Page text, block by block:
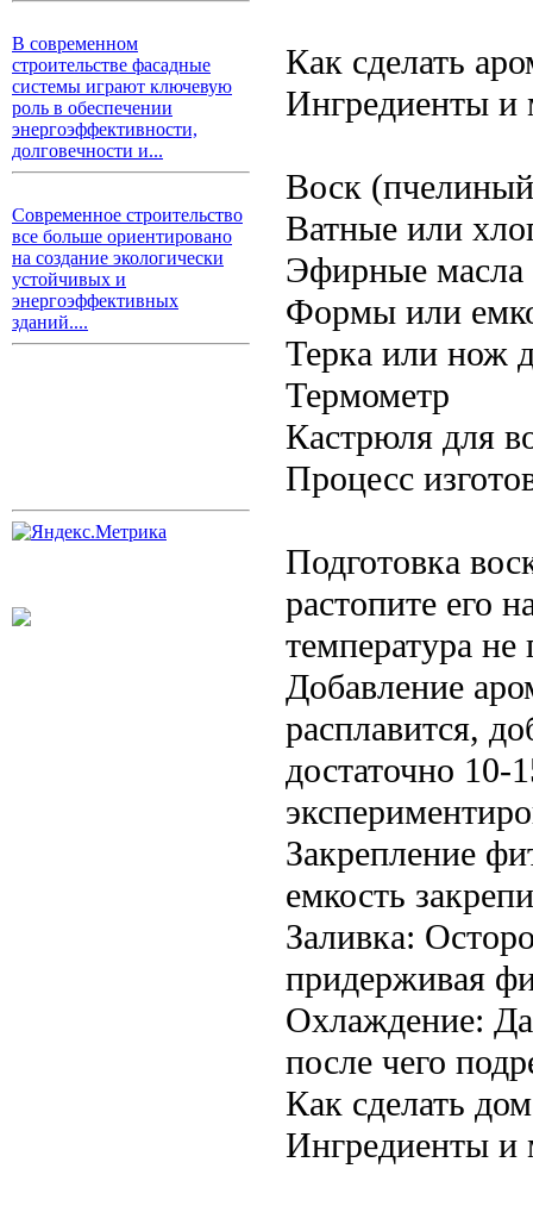
В современном
строительстве фасадные
системы играют ключевую
роль в обеспечении
энергоэффективности,
долговечности и...
Современное строительство
все больше ориентировано
на создание экологически
устойчивых и
энергоэффективных
зданий....
Как сделать
Ингредиенты и
Воск
Ватные или
Эфирные масла
Формы или
Терка или нож
Термометр
Кастрюля для
Процесс
Подготовка
растопите его
температура
Добавление
расплавится,
достаточно 10-
Закрепление
емкость
Заливка:
придерживая
Охлаждение:
после чего
Как сделать
Ингредиенты и